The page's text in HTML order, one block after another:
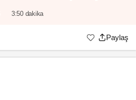
3:50 dakika
Paylaş